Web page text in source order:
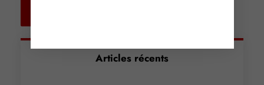
Articles récents